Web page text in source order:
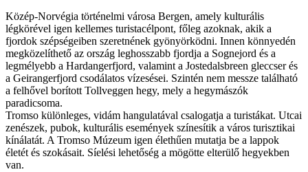
Közép-Norvégia történelmi városa Bergen, amely kulturális
légkörével igen kellemes turistacélpont, főleg azoknak, akik a
fjordok szépségeiben szeretnének gyönyörködni. Innen könnyedén
megközelíthető az ország leghosszabb fjordja a Sognejord és a
legmélyebb a Hardangerfjord, valamint a Jostedalsbreen gleccser és
a Geirangerfjord csodálatos vízesései. Szintén nem messze található
a felhővel borított Tollveggen hegy, mely a hegymászók
paradicsoma.
Tromso különleges, vidám hangulatával csalogatja a turistákat. Utcai
zenészek, pubok, kulturális események színesítik a város turisztikai
kínálatát. A Tromso Múzeum igen élethűen mutatja be a lappok
életét és szokásait. Síelési lehetőség a mögötte elterülő hegyekben
van.